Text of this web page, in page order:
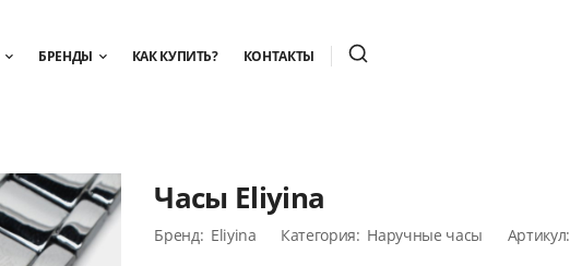
БРЕНДЫ КАК КУПИТЬ? КОНТАКТЫ
Часы Eliyina
Бренд: Eliyina Категория: Наручные часы Артикул: